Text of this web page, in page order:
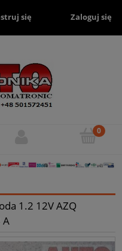
się Zaloguj się
1.2 12V AZQ
A